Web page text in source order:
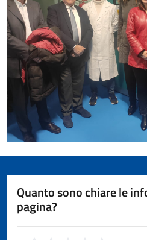
Quanto sono chiare le
pagina?